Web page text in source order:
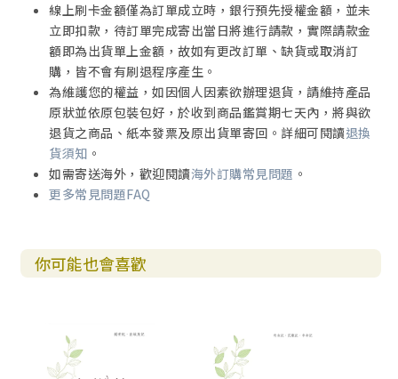
線上刷卡金額僅為訂單成立時，銀行預先授權金額，並未
立即扣款，待訂單完成寄出當日將進行請款，實際請款金
額即為出貨單上金額，故如有更改訂單、缺貨或取消訂
購，皆不會有刷退程序產生。
為維護您的權益，如因個人因素欲辦理退貨，請維持產品
原狀並依原包裝包好，於收到商品鑑賞期七天內，將與欲
退貨之商品、紙本發票及原出貨單寄回。詳細可閱讀退換
貨須知 。
如需寄送海外，歡迎閱讀海外訂購常見問題 。
更多常見問題FAQ
你可能也會喜歡